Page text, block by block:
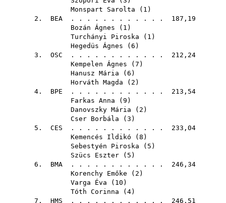
Monspart Sarolta ( 1 )
2. BEA . . . . . . . . . . . . 187,19
Bozán Ágnes ( 1 )
Turchányi Piroska ( 1 )
Hegedüs Ágnes ( 6 )
3. OSC . . . . . . . . . . . . 212,24
Kempelen Ágnes ( 7 )
Hanusz Mária ( 6 )
Horváth Magda ( 2 )
4. BPE . . . . . . . . . . . . 213,54
Farkas Anna ( 9 )
Danovszky Mária ( 2 )
Cser Borbála ( 3 )
5. CES . . . . . . . . . . . . 233,04
Kemencés Ildikó ( 8 )
Sebestyén Piroska ( 5 )
Szücs Eszter ( 5 )
6. BMA . . . . . . . . . . . . 246,34
Korenchy Emőke ( 2 )
Varga Éva ( 10 )
Tóth Corinna ( 4)
7. HMS . . . . . . . . . . . . 246,51